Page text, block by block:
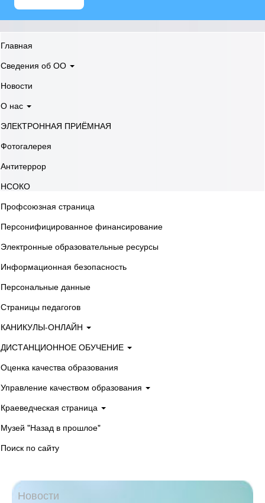
Главная
Сведения об ОО
Новости
О нас
ЭЛЕКТРОННАЯ ПРИЁМНАЯ
Фотогалерея
Антитеррор
НСОКО
Профсоюзная страница
Персонифицированное финансирование
Электронные образовательные ресурсы
Информационная безопасность
Персональные данные
Страницы педагогов
КАНИКУЛЫ-ОНЛАЙН
ДИСТАНЦИОННОЕ ОБУЧЕНИЕ
Оценка качества образования
Управление качеством образования
Краеведческая страница
Музей "Назад в прошлое"
Поиск по сайту
Новости